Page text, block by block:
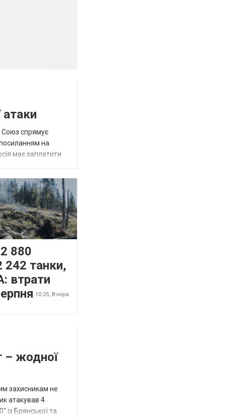
атаки
Союз спрямує
на
має заплатити
880
242 танки,
втрати
10:25, Вчора
– жодної
захисникам не
атакував 4
із Брянської та